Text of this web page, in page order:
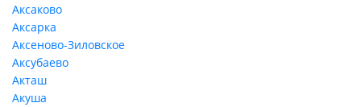
Аксаково
Аксарка
Аксеново-Зиловское
Аксубаево
Акташ
Акуша